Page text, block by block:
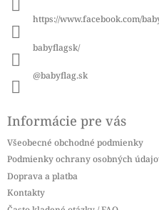
https://www.facebook.com/
babyflagsk/
@babyflag.sk
Informácie pre vás
Všeobecné obchodné podmienky
Podmienky ochrany osobných
Doprava a platba
Kontakty